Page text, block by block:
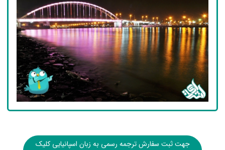
جهت ثبت سفارش ترجمه رسمی به زبان اسپانیایی کلیک